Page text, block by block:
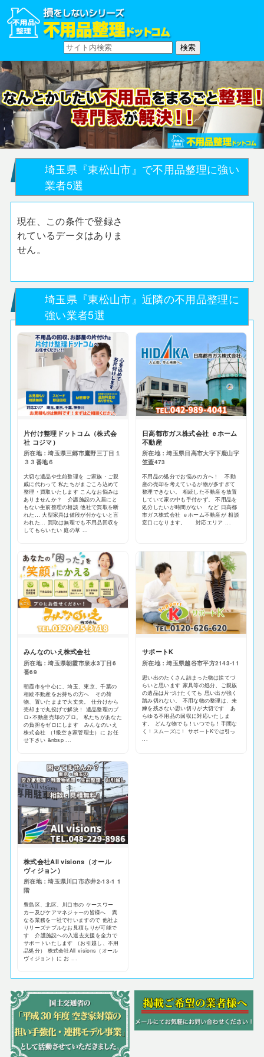
埼玉県『東松山市』で不用品整理に強い
業者5選
現在、この条件で登録さ
れているデータはありま
せん。
埼玉県『東松山市』近隣の不用品整理に
強い業者5選
片付け整理ドットコム（株式会
社 コジマ）
所在地：埼玉県三郷市鷹野三丁目１
３３番地６
大切な遺品や生前整理を ご家族・ご親
戚に代わって 私たちがまごころ込めて
整理・買取いたします こんなお悩みは
ありませんか？ 介護施設の入居にと
もない生前整理の相談 他社で買取を断
れた… 大型家具は値段が付かないと言
われた… 買取は無理でも不用品回収を
してもらいたい 庭の草 ...
日高都市ガス株式会社 ｅホーム
不動産
所在地：埼玉県日高市大字下鹿山字
笠蓋473
不用品の処分でお悩みの方へ！ 不動
産の売却を考えているが物が多すぎて
整理できない。 相続した不動産を放置
していて家の中も手付かず。 不用品を
処分したいが時間がない など 日高都
市ガス株式会社 ｅホーム不動産が 相談
窓口になります。 対応エリア ...
みんなのいえ株式会社
所在地：埼玉県朝霞市泉水3丁目6
番69
朝霞市を中心に、埼玉、東京、千葉の
相続不動産をお持ちの方へ その荷
物、置いたままで大丈夫。 仕分けから
売却まで丸投げで解決！ 遺品整理のプ
ロ×不動産売却のプロ。 私たちがあなた
の負担をゼロにします みんなのいえ
株式会社 （1級空き家管理士）に お任
せ下さい &nbsp ...
サポートK
所在地：埼玉県越谷市平方2143-11
思い出のたくさん詰まった物は捨てづ
らいと思います 家具等の処分、ご親族
の遺品は片づけたくても 思い出が強く
踏み切れない。 不用な物の整理は、未
練を残さない思い切りが大切です あ
らゆる不用品の回収に対応いたしま
す。 どんな物でも！いつでも！手間な
く！スムーズに！ サポートKでは引っ
...
株式会社All visions（オール
ヴィジョン）
所在地：埼玉県川口市赤井2‐13‐1 1
階
豊島区、北区、川口市の ケースワー
カー及びケアマネジャーの皆様へ 異
なる業務を一社で行いますので 他社よ
りリーズナブルなお見積もりが可能で
す 介護施設への入退去支援を全力で
サポートいたします （お引越し、不用
品処分） 株式会社All visions（オール
ヴィジョン）に お ...